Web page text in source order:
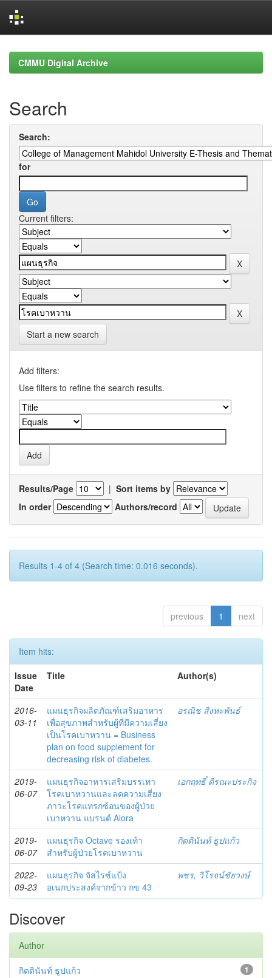
navigationCMMU Digital Archive
Search
Search:
for
Current filters:
Start a new search
Add filters:
Use filters to refine the search results.
Results/Page | Sort items by
In order
Authors/record
Results 1-4 of 4 (Search time: 0.016 seconds).
previous 1 next
Item hits:
Issue
Date
Title Author(s)
2016-
03-11
แผนธุรกิจผลิตภัณฑ์เสริมอาหาร
เพื่อสุขภาพสำหรับผู้ที่มีความเสี่ยง
เป็นโรคเบาหวาน = Business
plan on food supplement for
decreasing risk of diabetes.
อรณิช สิงหะพันธ์
2019-
06-07
แผนธุรกิจอาหารเสริมบรรเทา
โรคเบาหวานและลดความเสี่ยง
ภาวะโรคแทรกซ้อนของผู้ป่วย
เบาหวาน แบรนด์ Alora
เอกฤทธิ์ ติรณะประกิจ
2019-
06-07
แผนธุรกิจ Octave รองเท้า
สำหรับผู้ป่วยโรคเบาหวาน
กิตตินันท์ ธูปแก้ว
2022-
09-23
แผนธุรกิจ จัสไรซ์แป้ง
อเนกประสงค์จากข้าว กข 43
พชร, วิโรจน์ชัยวงษ์
Discover
Author
1
กิตตินันท์ ธูปแก้ว